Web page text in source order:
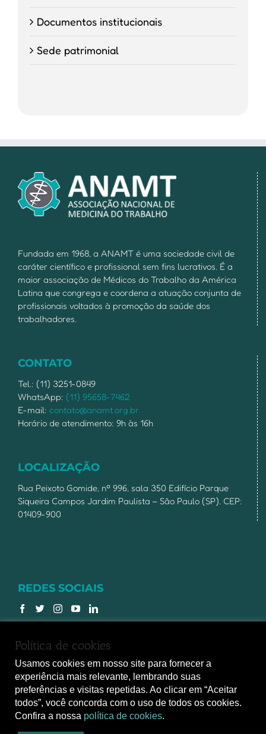
Documentos institucionais
Sede patrimonial
Fundada em 1968, a ANAMT é uma sociedade civil de
caráter científico e profissional sem fins lucrativos. É a
maior associação de Médicos do Trabalho da América
Latina que congrega e coordena a atuação conjunta de
profissionais voltados à promoção da saúde dos
trabalhadores.
CONTATO
Tel.: (11) 3251-0849
WhatsApp: (11) 95658-7462
E-mail: contato@anamt.org.br
Horário de atendimento: 9h às 16h
LOCALIZAÇÃO
Rua Peixoto Gomide, nº 996, sala 350 Edifício Parque
Siqueira Campos Jardim Paulista – São Paulo (SP). CEP:
01409-900
REDES SOCIAIS
Copyright 2017 - Todos os direitos reservados à
Associação Nacional de Medicina do Trabalho
(ANAMT)
Política de cookies
Usamos cookies em nosso site para fornecer a
experiência mais relevante, lembrando suas
preferências e visitas repetidas. Ao clicar em “Aceitar
todos”, você concorda com o uso de todos os cookies.
Confira a nossa política de cookies.